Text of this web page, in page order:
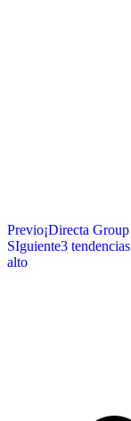
Previo¡Directa
SIguiente3
alto